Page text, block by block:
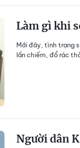
Làm gì khi
Mới đây, tình trạng
lấn chiếm, đổ rác
Người dân